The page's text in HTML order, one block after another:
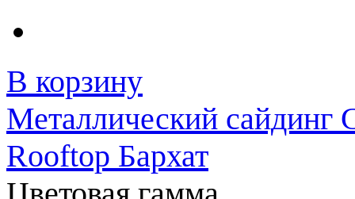
В корзину
Металлический сайдинг
Rooftop Бархат